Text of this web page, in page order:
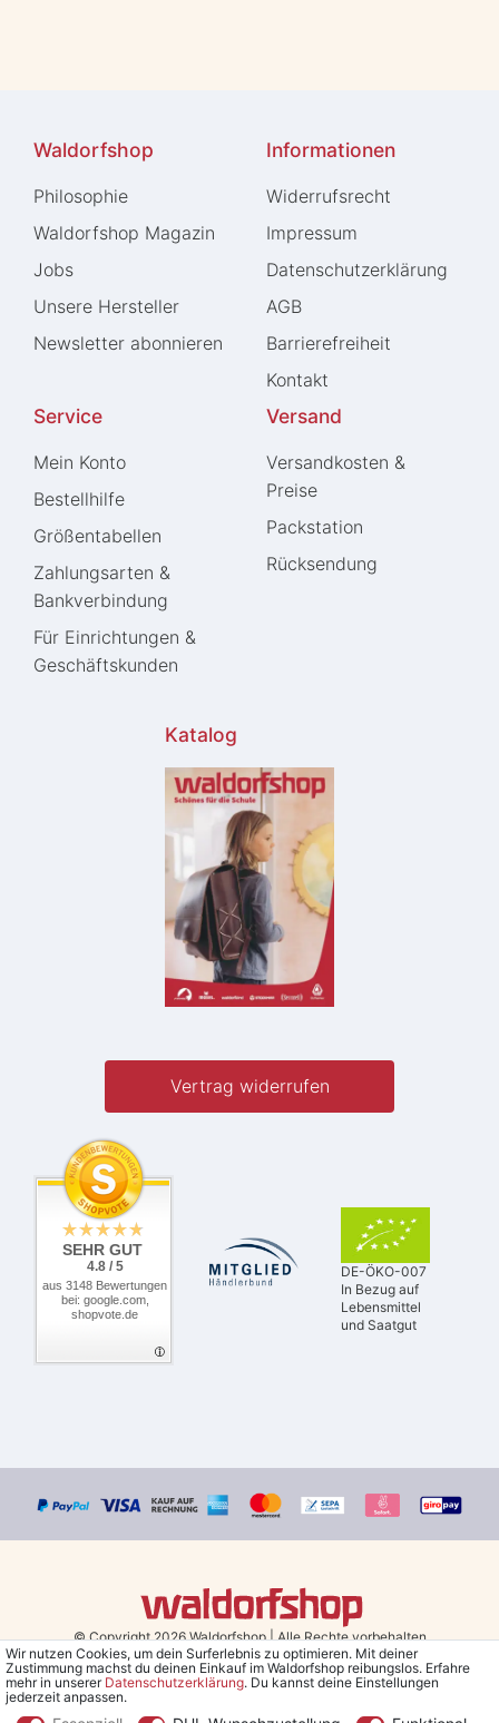
Waldorfshop
Philosophie
Waldorfshop Magazin
Jobs
Unsere Hersteller
Newsletter abonnieren
Informationen
Widerrufs­recht
Impressum
Daten­schutz­erklärung
AGB
Barrierefreiheit
Kontakt
Service
Mein Konto
Bestellhilfe
Größentabellen
Zahlungsarten &
Bankverbindung
Für Einrichtungen &
Geschäftskunden
Versand
Versandkosten &
Preise
Packstation
Rücksendung
Katalog
Vertrag widerrufen
SEHR GUT
4.8 / 5
aus 3148 Bewertungen
bei: google.com,
shopvote.de
DE-ÖKO-007
In Bezug auf
Lebensmittel
und Saatgut
© Copyright 2026 Waldorfshop|Alle Rechte vorbehalten.
Bestellungen mit Prio Versand bis 13 Uhr, garantierter Versand am
Wir nutzen Cookies, um dein Surferlebnis zu optimieren. Mit deiner
Zustimmung machst du deinen Einkauf im Waldorfshop reibungslos. Erfahre
mehr in unserer Daten­schutz­erklärung. Du kannst deine Einstellungen
jederzeit anpassen.